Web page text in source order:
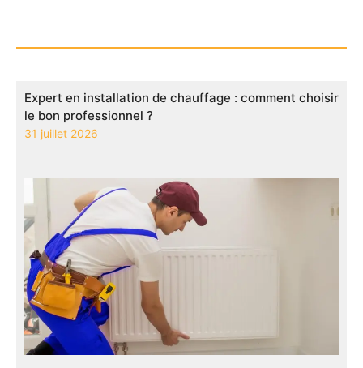
Expert en installation de chauffage : comment choisir
le bon professionnel ?
31 juillet 2026